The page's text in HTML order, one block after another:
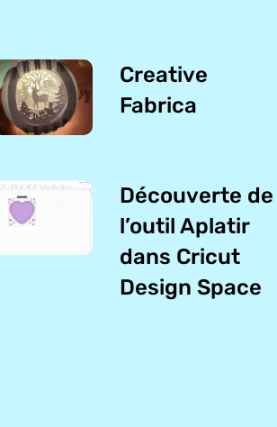
Creative
Fabrica
Découverte de
l’outil Aplatir
dans Cricut
Design Space